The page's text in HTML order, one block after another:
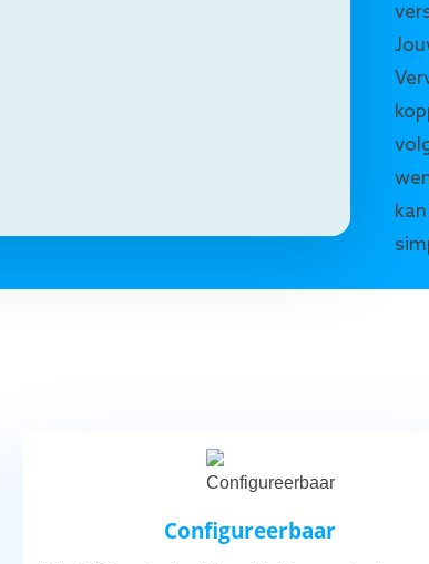
Configureerbaar